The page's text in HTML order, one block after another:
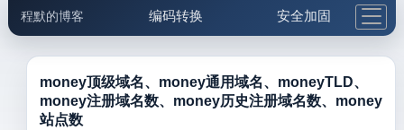
程默的博客 编码转换 安全加固
邮件工具 生活便民 更多工具
5.1支付宝大红包
money顶级域名、money通用域名、moneyTLD、
money注册域名数、money历史注册域名数、money
站点数